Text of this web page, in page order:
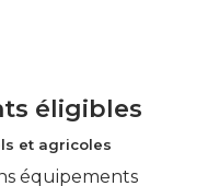
éligibles
et agricoles
équipements